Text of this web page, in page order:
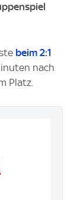
beim 2:1
nach
Platz.